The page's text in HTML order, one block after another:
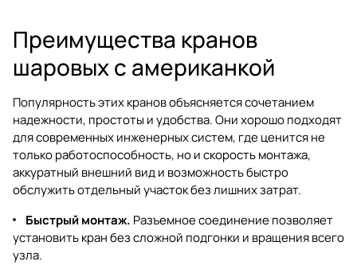
Преимущества кранов
шаровых с американкой
Популярность этих кранов объясняется сочетанием
надежности, простоты и удобства. Они хорошо подходят
для современных инженерных систем, где ценится не
только работоспособность, но и скорость монтажа,
аккуратный внешний вид и возможность быстро
обслужить отдельный участок без лишних затрат.
Быстрый монтаж. Разъемное соединение позволяет
установить кран без сложной подгонки и вращения всего
узла.